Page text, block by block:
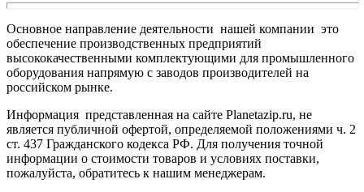
Основное направление деятельности нашей компании это
обеспечение производственных предприятий
высококачественными комплектующими для промышленного
оборудования напрямую с заводов производителей на
российском рынке.
Информация представленная на сайте Planetazip.ru, не
является публичной офертой, определяемой положениями ч. 2
ст. 437 Гражданского кодекса РФ. Для получения точной
информации о стоимости товаров и условиях поставки,
пожалуйста, обратитесь к нашим менеджерам.